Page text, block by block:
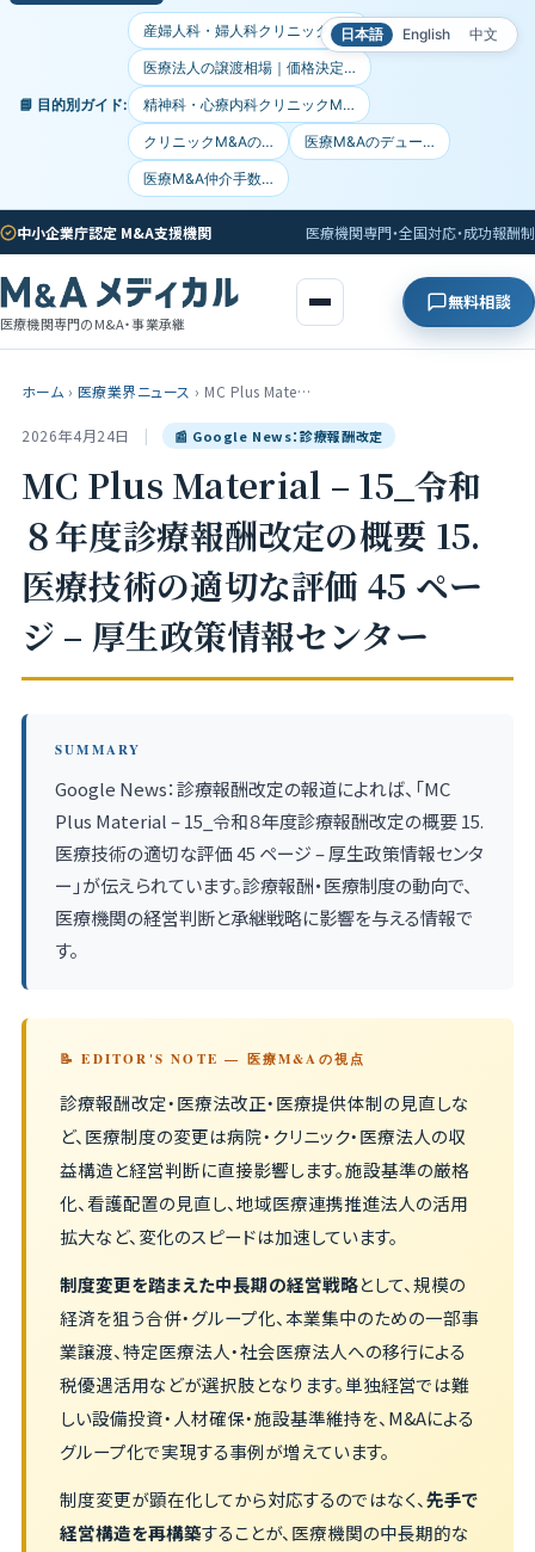
日本語 English 中文
📘 目的別ガイド:
産婦人科・婦人科クリニックM…
医療法人の譲渡相場｜価格決定…
精神科・心療内科クリニックM…
クリニックM&Aの… 医療M&Aのデュー…
医療M&A仲介手数…
中小企業庁認定 M&A支援機関 医療機関専門・全国対応・成功報酬制
医療機関専門のM&A・事業承継
無料相談
ホーム › 医療業界ニュース › MC Plus Mate…
2026年4月24日 | 📰 Google News：診療報酬改定
MC Plus Material – 15_令和
８年度診療報酬改定の概要 15.
医療技術の適切な評価 45 ペー
ジ – 厚生政策情報センター
SUMMARY
Google News：診療報酬改定の報道によれば、「MC
Plus Material – 15_令和８年度診療報酬改定の概要 15.
医療技術の適切な評価 45 ページ – 厚生政策情報センタ
ー」が伝えられています。診療報酬・医療制度の動向で、
医療機関の経営判断と承継戦略に影響を与える情報で
す。
📝 EDITOR'S NOTE — 医療M&Aの視点
診療報酬改定・医療法改正・医療提供体制の見直しな
ど、医療制度の変更は病院・クリニック・医療法人の収
益構造と経営判断に直接影響します。施設基準の厳格
化、看護配置の見直し、地域医療連携推進法人の活用
拡大など、変化のスピードは加速しています。
制度変更を踏まえた中長期の経営戦略として、規模の
経済を狙う合併・グループ化、本業集中のための一部事
業譲渡、特定医療法人・社会医療法人への移行による
税優遇活用などが選択肢となります。単独経営では難
しい設備投資・人材確保・施設基準維持を、M&Aによる
グループ化で実現する事例が増えています。
制度変更が顕在化してから対応するのではなく、先手で
経営構造を再構築することが、医療機関の中長期的な